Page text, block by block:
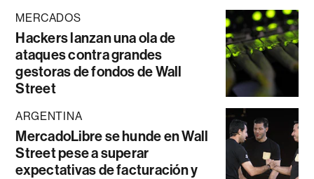
MERCADOS
Hackers lanzan una ola de
ataques contra grandes
gestoras de fondos de Wall
Street
ARGENTINA
MercadoLibre se hunde en Wall
Street pese a superar
expectativas de facturación y